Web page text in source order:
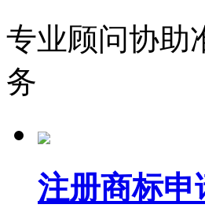
专业顾问协助
务
注册商标申